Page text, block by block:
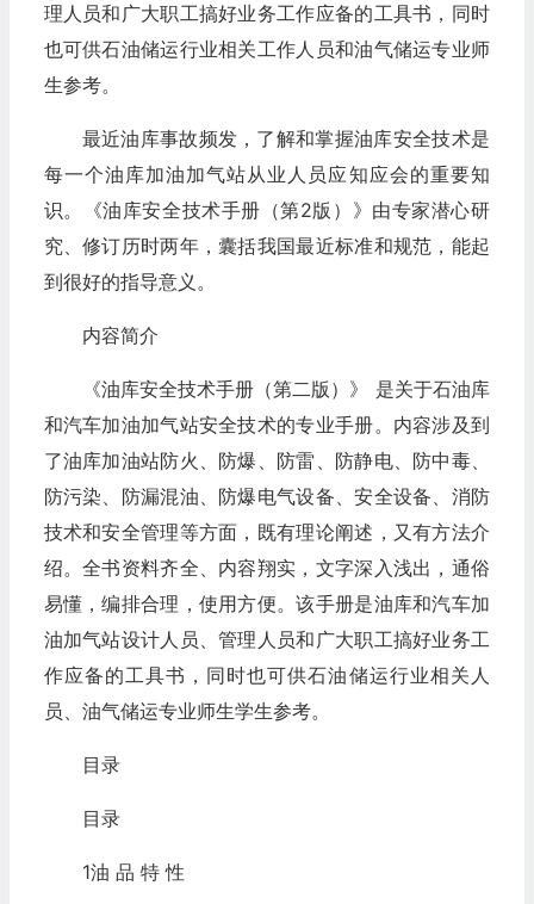
理人员和广大职工搞好业务工作应备的工具书，同时
也可供石油储运行业相关工作人员和油气储运专业师
生参考。
最近油库事故频发，了解和掌握油库安全技术是
每一个油库加油加气站从业人员应知应会的重要知
识。《油库安全技术手册（第2版）》由专家潜心研
究、修订历时两年，囊括我国最近标准和规范，能起
到很好的指导意义。
内容简介
《油库安全技术手册（第二版）》 是关于石油库
和汽车加油加气站安全技术的专业手册。内容涉及到
了油库加油站防火、防爆、防雷、防静电、防中毒、
防污染、防漏混油、防爆电气设备、安全设备、消防
技术和安全管理等方面，既有理论阐述，又有方法介
绍。全书资料齐全、内容翔实，文字深入浅出，通俗
易懂，编排合理，使用方便。该手册是油库和汽车加
油加气站设计人员、管理人员和广大职工搞好业务工
作应备的工具书，同时也可供石油储运行业相关人
员、油气储运专业师生学生参考。
目录
目录
1油 品 特 性